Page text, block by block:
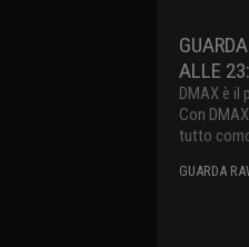
ALLE
DMAX è il
Con
tutto
GUARDA